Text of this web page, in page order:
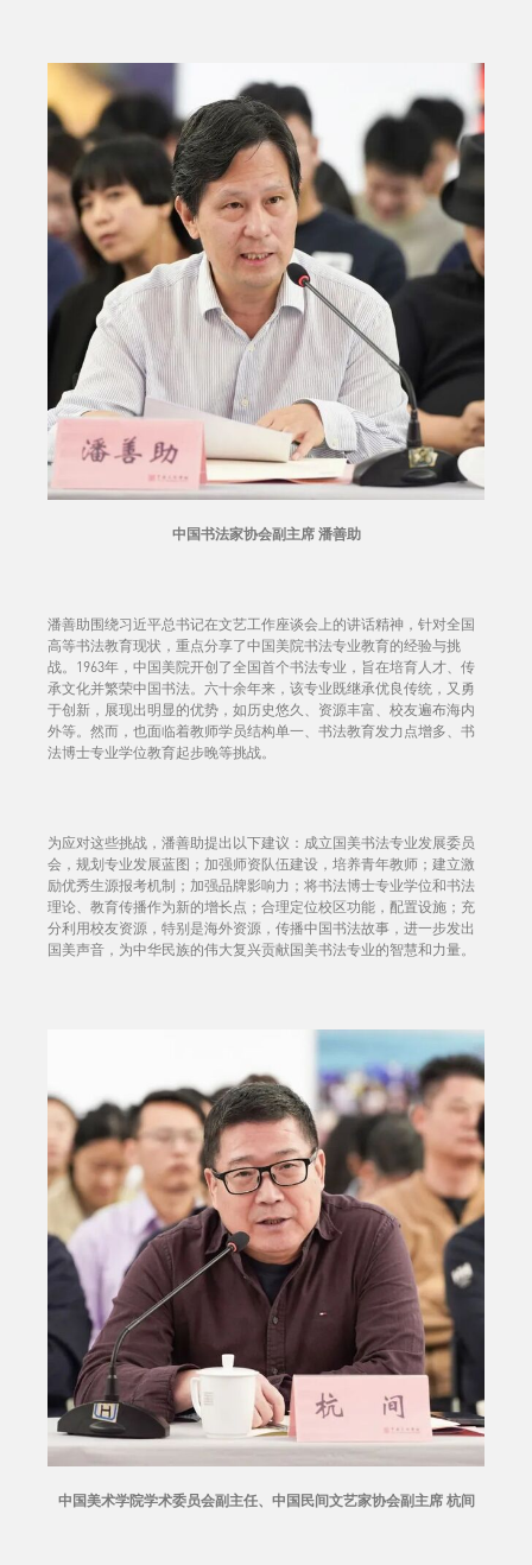
中国书法家协会副主席 潘善助
潘善助围绕习近平总书记在文艺工作座谈会上的讲话精神，针对全国
高等书法教育现状，重点分享了中国美院书法专业教育的经验与挑
战。1963年，中国美院开创了全国首个书法专业，旨在培育人才、传
承文化并繁荣中国书法。六十余年来，该专业既继承优良传统，又勇
于创新，展现出明显的优势，如历史悠久、资源丰富、校友遍布海内
外等。然而，也面临着教师学员结构单一、书法教育发力点增多、书
法博士专业学位教育起步晚等挑战。
为应对这些挑战，潘善助提出以下建议：成立国美书法专业发展委员
会，规划专业发展蓝图；加强师资队伍建设，培养青年教师；建立激
励优秀生源报考机制；加强品牌影响力；将书法博士专业学位和书法
理论、教育传播作为新的增长点；合理定位校区功能，配置设施；充
分利用校友资源，特别是海外资源，传播中国书法故事，进一步发出
国美声音，为中华民族的伟大复兴贡献国美书法专业的智慧和力量。
中国美术学院学术委员会副主任、中国民间文艺家协会副主席 杭间